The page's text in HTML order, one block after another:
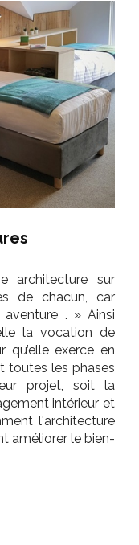
architecture sur
de chacun, car
. » Ainsi
la vocation de
qu’elle exerce en
toutes les phases
projet, soit la
intérieur et
l'architecture
améliorer le bien-